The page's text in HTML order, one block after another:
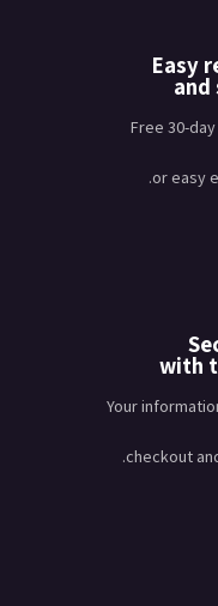
Easy
and
Free 30-
or easy
with
Your
checkout